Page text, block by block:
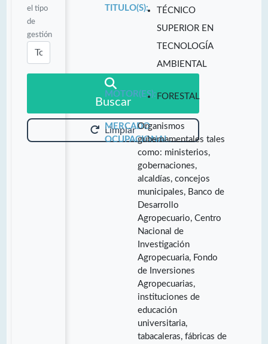
el tipo
de
gestión
Buscar
Limpiar
TITULO(S):
TÉCNICO
SUPERIOR EN
TECNOLOGÍA
AMBIENTAL
MOTOR(ES): FORESTAL
MERCADO
OCUPACIONAL:
Organismos
gubernamentales tales
como: ministerios,
gobernaciones,
alcaldías, concejos
municipales, Banco de
Desarrollo
Agropecuario, Centro
Nacional de
Investigación
Agropecuaria, Fondo
de Inversiones
Agropecuarias,
instituciones de
educación
universitaria,
tabacaleras, fábricas de